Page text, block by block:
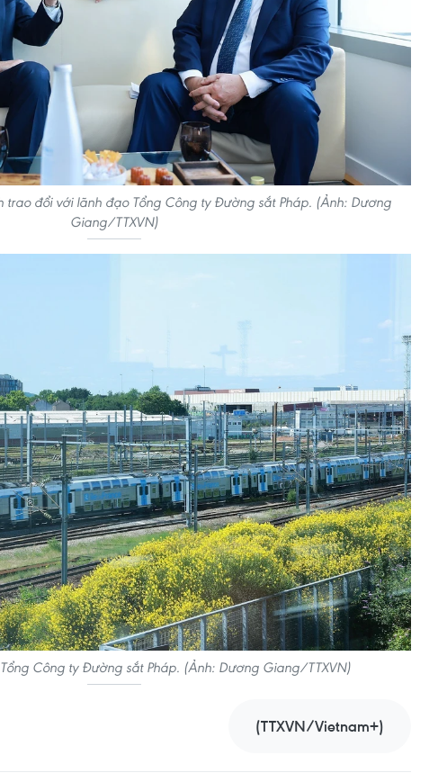
trao đổi với lãnh đạo Tổng Công ty Đường sắt Pháp. (Ảnh: Dương
Giang/TTXVN)
Công ty Đường sắt Pháp. (Ảnh: Dương Giang/TTXVN)
(TTXVN/Vietnam+)